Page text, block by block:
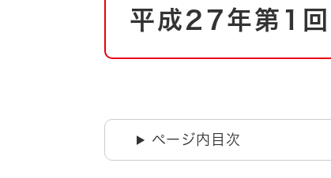
防災・防犯 上水道・下水道
自然・環境・公園
男女共同参画
地域コミュニ
平成27年第1回
ページ内目次